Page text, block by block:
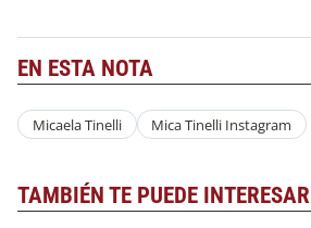
EN ESTA NOTA
Micaela Tinelli Mica Tinelli Instagram
TAMBIÉN TE PUEDE INTERESAR